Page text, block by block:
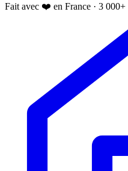
Fait avec ❤️ en France · 3 000+